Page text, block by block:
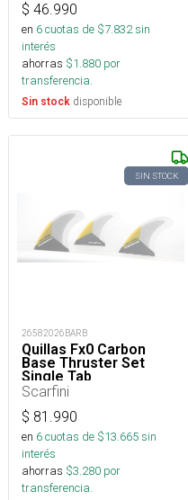
$ 46.990
en 6cuotas de $7.832sin
interés
ahorras $1.880 por
transferencia.
Sin stock disponible
SIN STOCK
26582026BARB
Quillas Fx0 Carbon
Base Thruster Set
Single Tab
Scarfini
$ 81.990
en 6cuotas de $13.665sin
interés
ahorras $3.280 por
transferencia.